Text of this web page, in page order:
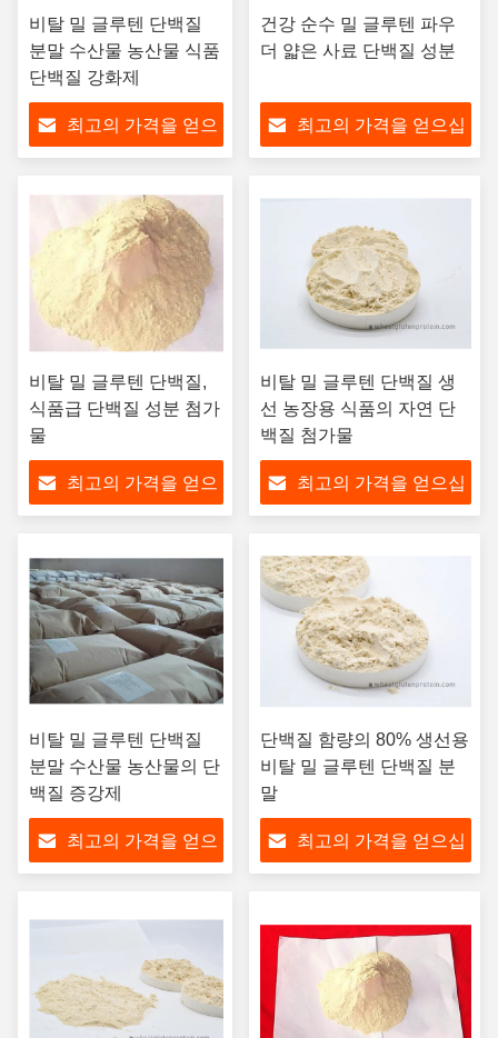
비탈 밀 글루텐 단백질
분말 수산물 농산물 식품
단백질 강화제
최고의 가격을 얻으
건강 순수 밀 글루텐 파우
더 얇은 사료 단백질 성분
최고의 가격을 얻으십
비탈 밀 글루텐 단백질,
식품급 단백질 성분 첨가
물
최고의 가격을 얻으
비탈 밀 글루텐 단백질 생
선 농장용 식품의 자연 단
백질 첨가물
최고의 가격을 얻으십
비탈 밀 글루텐 단백질
분말 수산물 농산물의 단
백질 증강제
최고의 가격을 얻으
단백질 함량의 80% 생선용
비탈 밀 글루텐 단백질 분
말
최고의 가격을 얻으십